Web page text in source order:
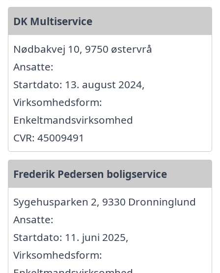
DK Multiservice
Nødbakvej 10, 9750 østervrå
Ansatte:
Startdato: 13. august 2024,
Virksomhedsform:
Enkeltmandsvirksomhed
CVR: 45009491
Frederik Pedersen boligservice
Sygehusparken 2, 9330 Dronninglund
Ansatte:
Startdato: 11. juni 2025,
Virksomhedsform: